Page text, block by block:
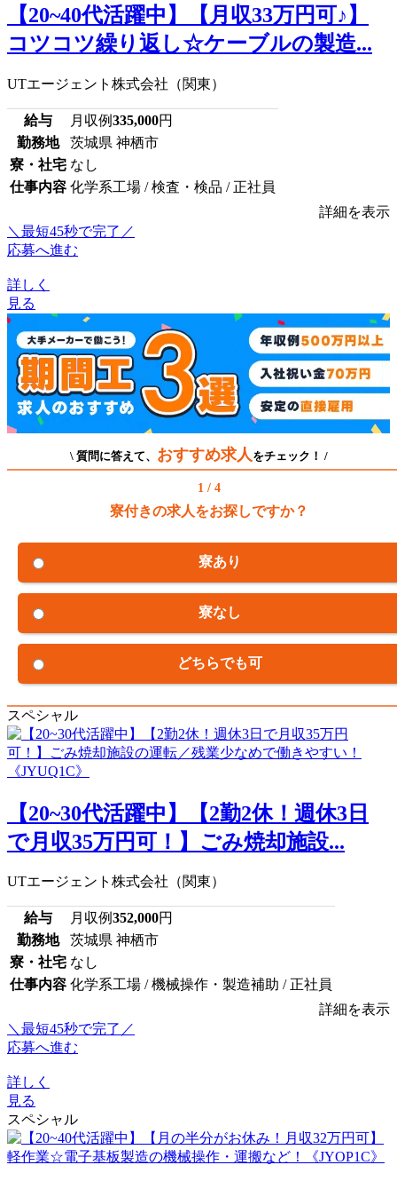
【20~40代活躍中】【月収33万円可♪】
コツコツ繰り返し☆ケーブルの製造...
UTエージェント株式会社（関東）
給与 月収例335,000円
勤務地
茨城県 神栖市
寮・社宅 なし
仕事内容 化学系工場 / 検査・検品 / 正社員
詳細を表示
＼最短45秒で完了／
応募へ進む
詳しく
見る
\ 質問に答えて、 おすすめ求人 をチェック！ /
1 / 4
寮付きの求人をお探しですか？
寮あり
寮なし
どちらでも可
スペシャル
【20~30代活躍中】【2勤2休！週休3日
で月収35万円可！】ごみ焼却施設...
UTエージェント株式会社（関東）
給与 月収例352,000円
勤務地
茨城県 神栖市
寮・社宅 なし
仕事内容 化学系工場 / 機械操作・製造補助 / 正社員
詳細を表示
＼最短45秒で完了／
応募へ進む
詳しく
見る
スペシャル